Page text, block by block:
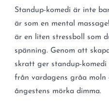
Standup-komedi är inte
är som en mental
är en liten stressboll som
spänning. Genom att
skratt ger standup-
från vardagens gråa
ångestens mörka dimma.